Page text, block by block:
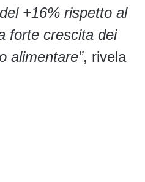
+16% rispetto al
forte crescita dei
alimentare”, rivela